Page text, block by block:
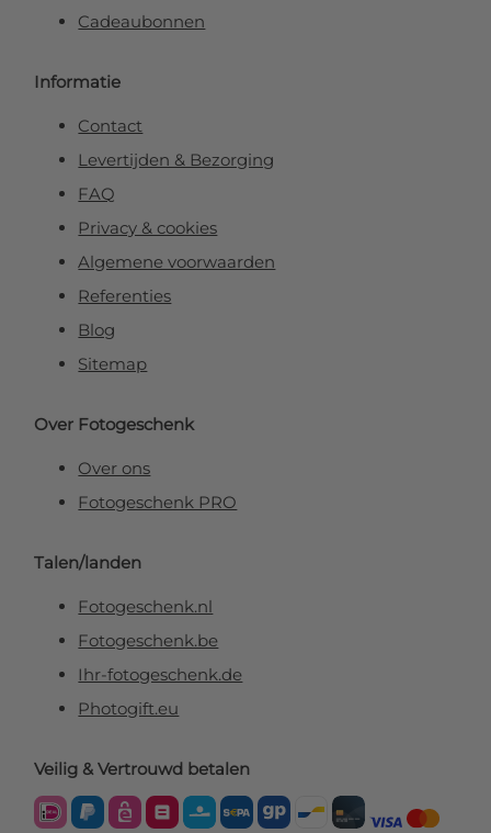
Cadeaubonnen
Informatie
Contact
Levertijden & Bezorging
FAQ
Privacy & cookies
Algemene voorwaarden
Referenties
Blog
Sitemap
Over Fotogeschenk
Over ons
Fotogeschenk PRO
Talen/landen
Fotogeschenk.nl
Fotogeschenk.be
Ihr-fotogeschenk.de
Photogift.eu
Veilig & Vertrouwd betalen